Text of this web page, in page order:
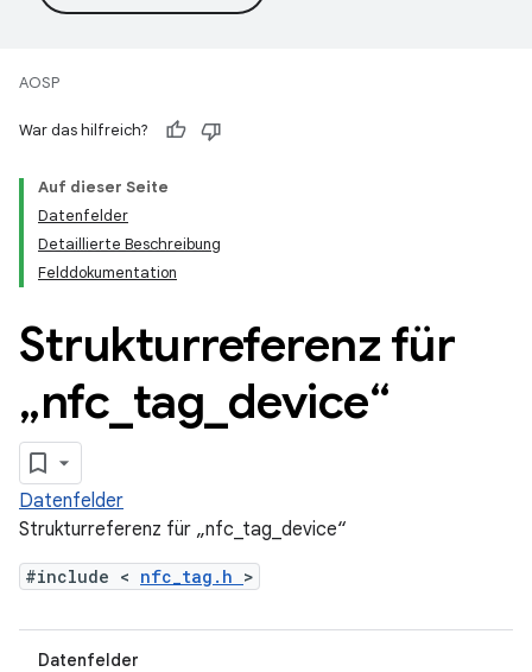
AOSP
War das hilfreich?
Auf dieser Seite
Datenfelder
Detaillierte Beschreibung
Felddokumentation
Strukturreferenz für
„nfc tag device“
Datenfelder
Strukturreferenz für „nfc_tag_device“
#include < nfc_tag.h >
Datenfelder